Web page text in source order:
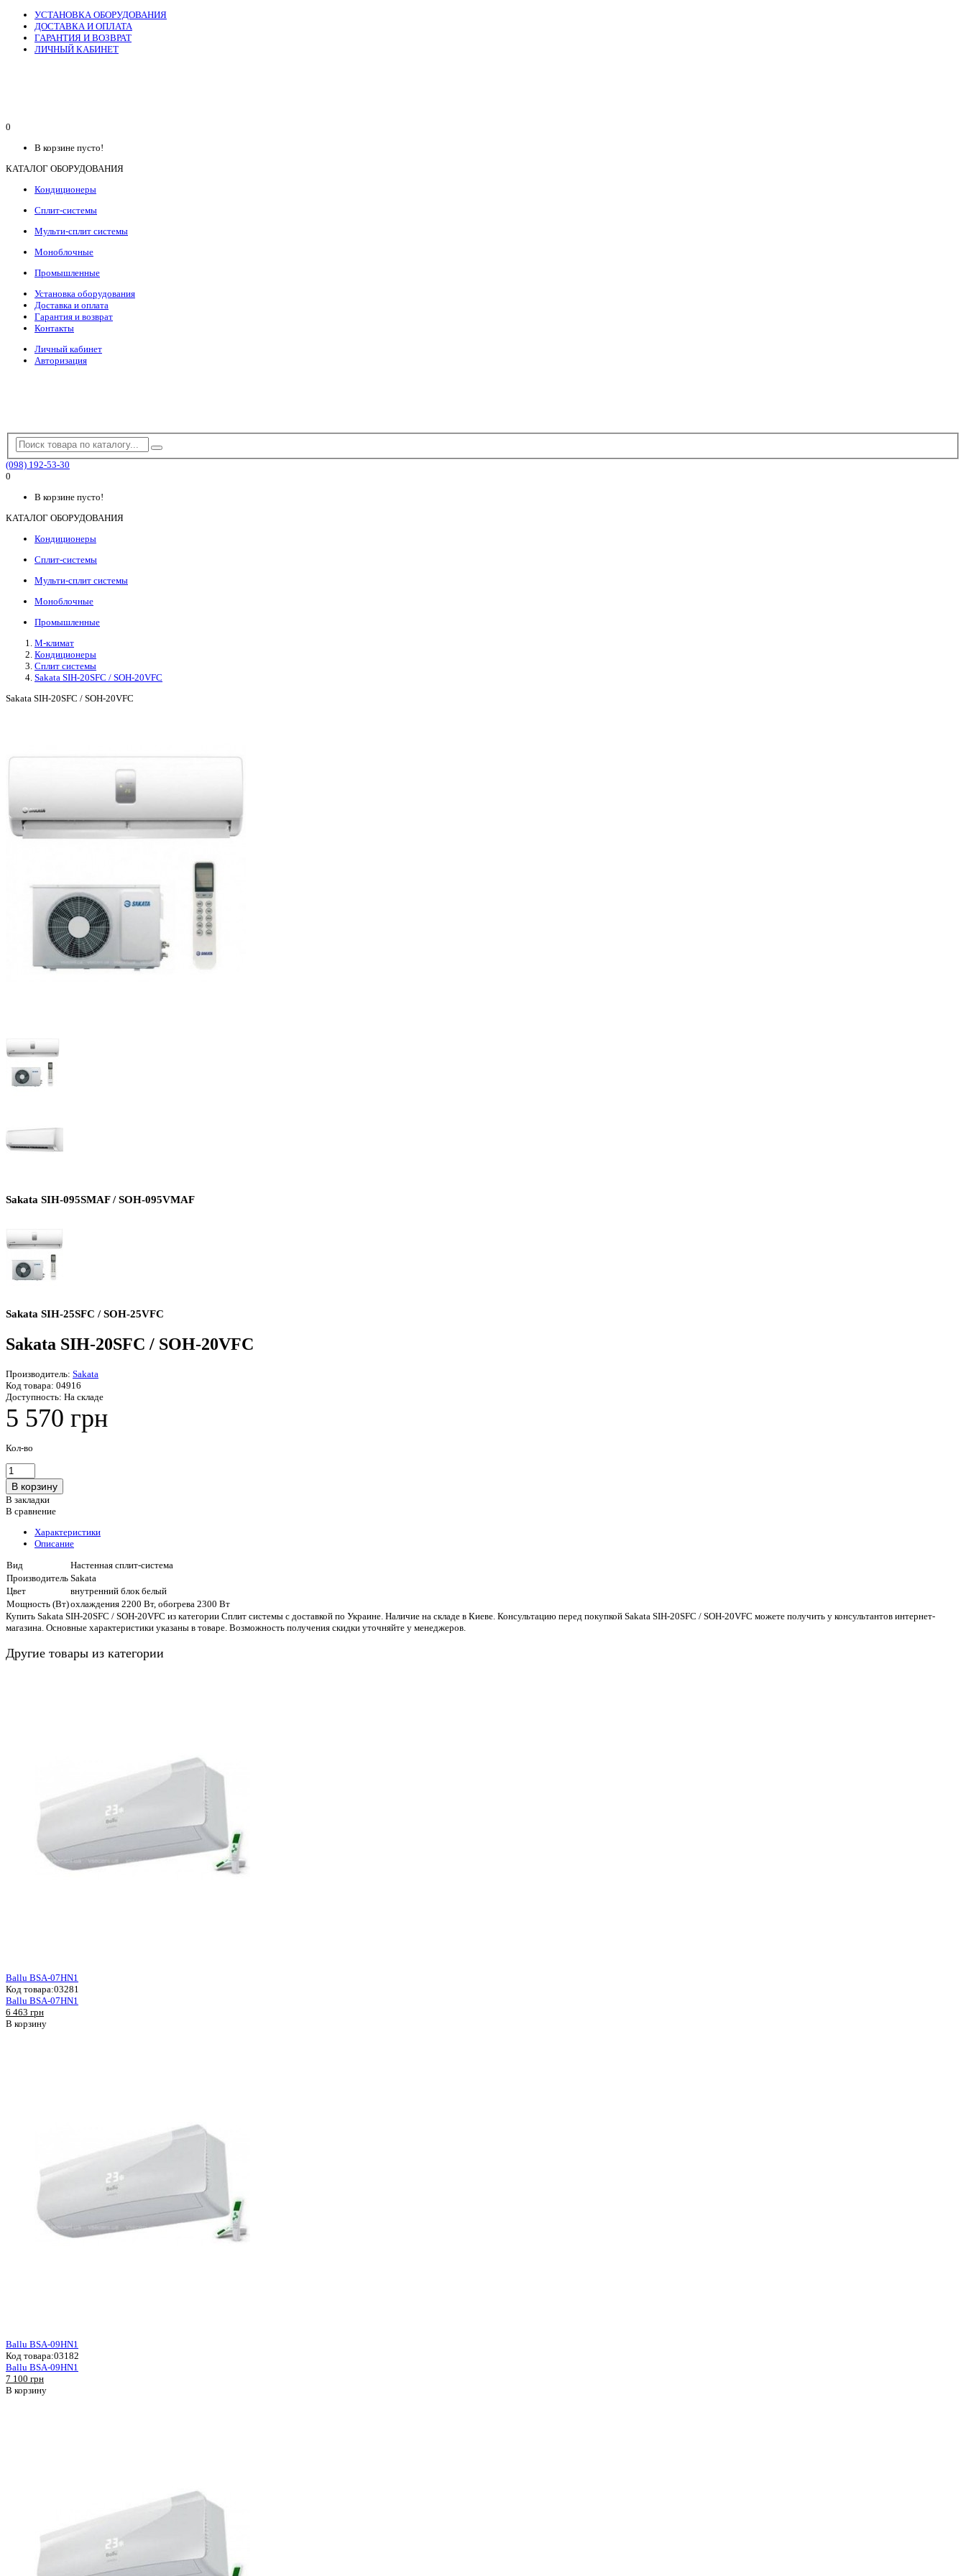
УСТАНОВКА ОБОРУДОВАНИЯ
ДОСТАВКА И ОПЛАТА
ГАРАНТИЯ И ВОЗВРАТ
ЛИЧНЫЙ КАБИНЕТ
0
В корзине пусто!
КАТАЛОГ ОБОРУДОВАНИЯ
Кондиционеры
Сплит-системы
Мульти-сплит системы
Моноблочные
Промышленные
Установка оборудования
Доставка и оплата
Гарантия и возврат
Контакты
Личный кабинет
Авторизация
(098) 192-53-30
0
В корзине пусто!
КАТАЛОГ ОБОРУДОВАНИЯ
Кондиционеры
Сплит-системы
Мульти-сплит системы
Моноблочные
Промышленные
М-климат
Кондиционеры
Сплит системы
Sakata SIH-20SFC / SOH-20VFC
Sakata SIH-20SFC / SOH-20VFC
Sakata SIH-095SMAF / SOH-095VMAF
Sakata SIH-25SFC / SOH-25VFC
Sakata SIH-20SFC / SOH-20VFC
Производитель: Sakata
Код товара: 04916
Доступность: На складе
5 570 грн
Кол-во
В закладки
В сравнение
Характеристики
Описание
Вид
Настенная сплит-система
Производитель Sakata
Цвет
внутренний блок белый
Мощность (Вт)охлаждения 2200 Вт, обогрева 2300 Вт
Купить Sakata SIH-20SFC / SOH-20VFC из категории Сплит системы с доставкой по Украине. Наличие на складе в Киеве. Консультацию перед покупкой Sakata SIH-20SFC / SOH-20VFC можете получить у консультантов интернет-
магазина. Основные характеристики указаны в товаре. Возможность получения скидки уточняйте у менеджеров.
Другие товары из категории
Ballu BSA-07HN1
Код товара:03281
Ballu BSA-07HN1
6 463 грн
В корзину
Ballu BSA-09HN1
Код товара:03182
Ballu BSA-09HN1
7 100 грн
В корзину